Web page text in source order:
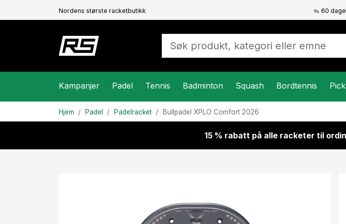
Nordens største racketbutikk 60
Kampanjer Padel Tennis Badminton Squash Bordtennis
Hjem Padel Padelracket Bullpadel XPLO Comfort 2026
15 % rabatt på alle racketer til